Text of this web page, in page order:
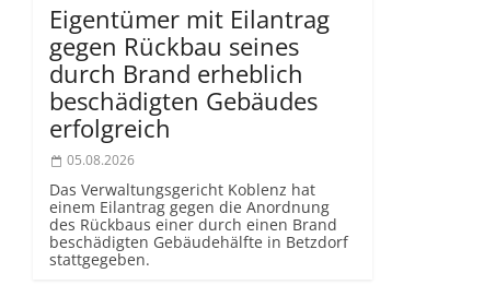
Eigentümer mit Eilantrag
gegen Rückbau seines
durch Brand erheblich
beschädigten Gebäudes
erfolgreich
05.08.2026
Das Verwaltungsgericht Koblenz hat
einem Eilantrag gegen die Anordnung
des Rückbaus einer durch einen Brand
beschädigten Gebäudehälfte in Betzdorf
stattgegeben.